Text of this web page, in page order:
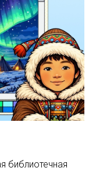
библиотечная